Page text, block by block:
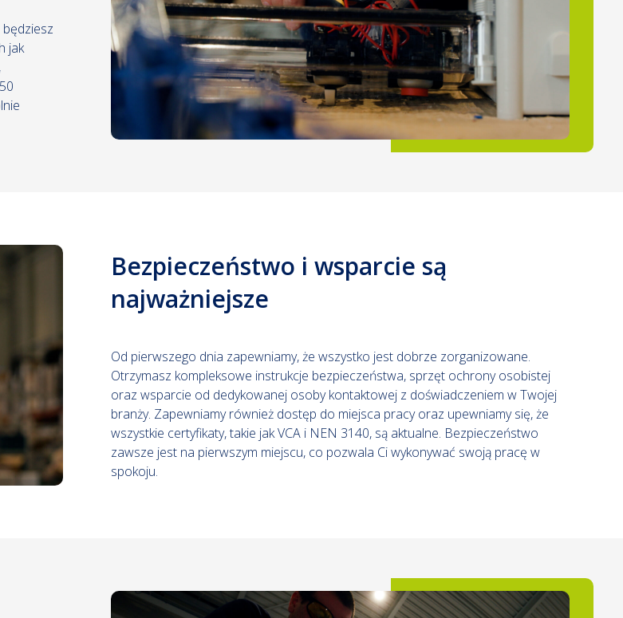
jak
Bezpieczeństwo i wsparcie są
najważniejsze
Od pierwszego dnia zapewniamy, że wszystko jest dobrze zorganizowane.
Otrzymasz kompleksowe instrukcje bezpieczeństwa, sprzęt ochrony osobistej
oraz wsparcie od dedykowanej osoby kontaktowej z doświadczeniem w Twojej
branży. Zapewniamy również dostęp do miejsca pracy oraz upewniamy się, że
wszystkie certyfikaty, takie jak VCA i NEN 3140, są aktualne. Bezpieczeństwo
zawsze jest na pierwszym miejscu, co pozwala Ci wykonywać swoją pracę w
spokoju.